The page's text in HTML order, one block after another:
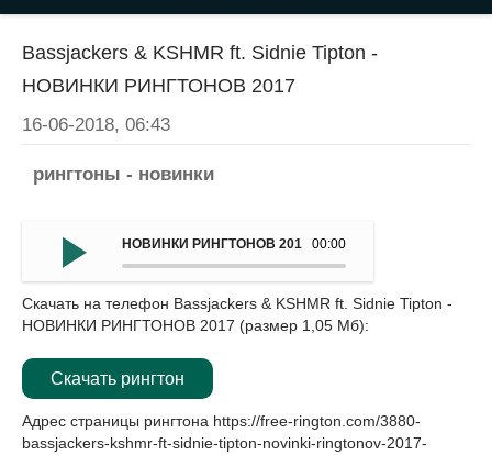
Bassjackers & KSHMR ft. Sidnie Tipton -
НОВИНКИ РИНГТОНОВ 2017
16-06-2018, 06:43
рингтоны - новинки
00:00
НОВИНКИ РИНГТОНОВ 2017 - Bassjackers & KSHMR ft.
Скачать на телефон Bassjackers & KSHMR ft. Sidnie Tipton -
НОВИНКИ РИНГТОНОВ 2017 (размер 1,05 Мб):
Скачать рингтон
Адрес страницы рингтона https://free-rington.com/3880-
bassjackers-kshmr-ft-sidnie-tipton-novinki-ringtonov-2017-